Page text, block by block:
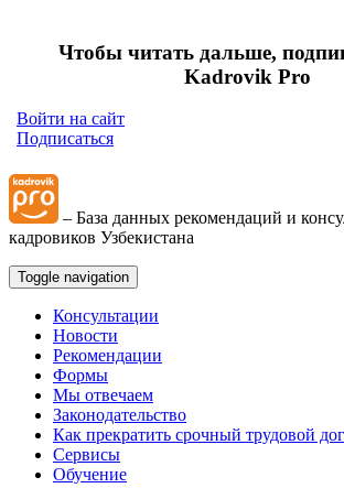
Чтобы читать дальше,
Kadrovik Pro
Войти на сайт
Подписаться
– База данных рекомендаций и
кадровиков Узбекистана
Toggle navigation
Консультации
Новости
Рекомендации
Формы
Мы отвечаем
Законодательство
Как прекратить срочный трудовой
Сервисы
Обучение